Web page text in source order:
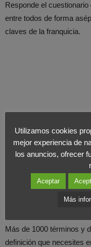
Responde el
entre todos de forma
claves de la franquicia.
Diccionario de
Más de 1000 términos y
definición que necesites
Utilizamos cookies
mejor experiencia de
los anuncios, ofrecer
Aceptar
Más